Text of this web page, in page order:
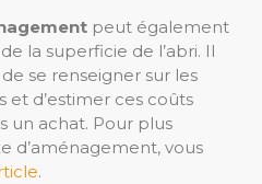
peut également
la superficie de l’abri. Il
se renseigner sur les
et d’estimer ces coûts
un achat. Pour plus
d’aménagement, vous
.